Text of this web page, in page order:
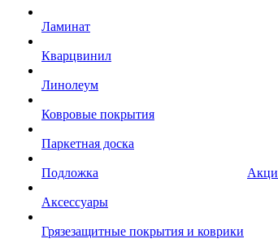
Ламинат
Кварцвинил
Линолеум
Ковровые покрытия
Паркетная доска
Подложка
Аксессуары
Грязезащитные покрытия и коврики